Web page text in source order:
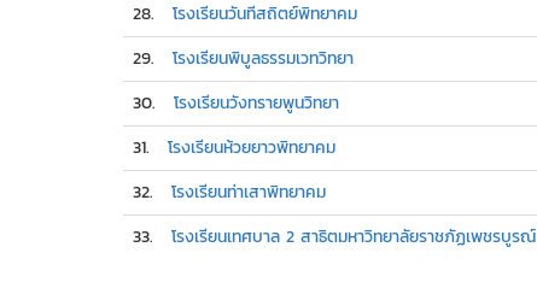
28. โรงเรียนวันทีสถิตย์พิทยาคม
29. โรงเรียนพิบูลธรรมเวทวิทยา
30. โรงเรียนวังทรายพูนวิทยา
31. โรงเรียนห้วยยาวพิทยาคม
32. โรงเรียนท่าเสาพิทยาคม
33. โรงเรียนเทศบาล 2 สาธิตมหาวิทยาลัยราชภัฏเพชรบูรณ์